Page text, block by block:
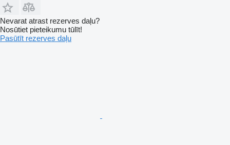
Nevarat atrast rezerves daļu?
Nosūtiet pieteikumu tūlīt!
Pasūtīt rezerves daļu